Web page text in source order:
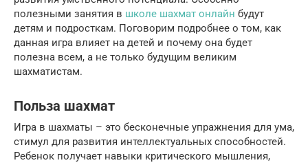
полезными занятия в школе шахмат онлайн будут
детям и подросткам. Поговорим подробнее о том, как
данная игра влияет на детей и почему она будет
полезна всем, а не только будущим великим
шахматистам.
Польза шахмат
Игра в шахматы – это бесконечные упражнения для ума,
стимул для развития интеллектуальных способностей.
Ребенок получает навыки критического мышления,